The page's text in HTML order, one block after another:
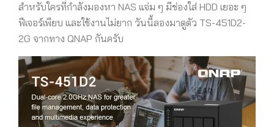
สำหรับใครที่กำลังมองหา NAS แจ่ม ๆ มีช่องใส่ HDD เยอะ ๆ
ฟีเจอร์เพียบ และใช้งานไม่ยาก วันนี้ลองมาดูตัว TS-451D2-
2G จากทาง QNAP กันครับ